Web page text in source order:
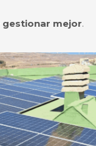
gestionar mejor.